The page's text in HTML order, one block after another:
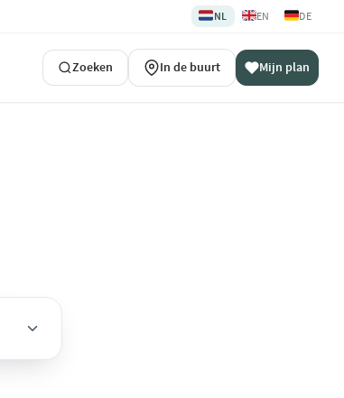
🇳🇱NL 🇬🇧EN 🇩🇪DE
Zoeken In de buurt Mijn plan